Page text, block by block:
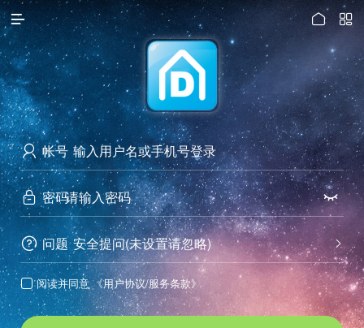

访问电脑版
 

 帐号
 密码 
 问题 
安全提问(未设置请忽略)
 阅读并同意 《用户协议/服务条款》